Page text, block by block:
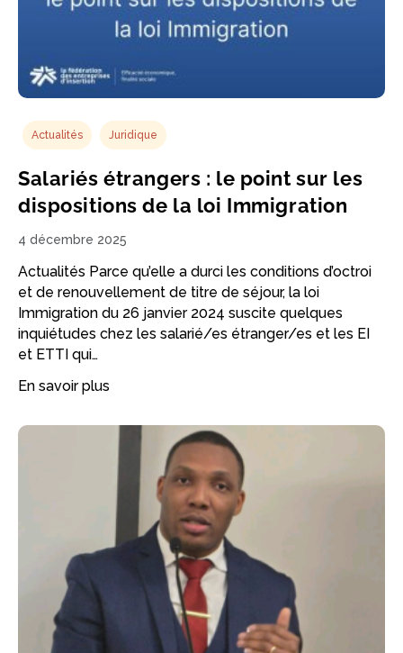
Actualités Juridique
Salariés étrangers : le point sur les
dispositions de la loi Immigration
4 décembre 2025
Actualités Parce qu’elle a durci les conditions d’octroi
et de renouvellement de titre de séjour, la loi
Immigration du 26 janvier 2024 suscite quelques
inquiétudes chez les salarié/es étranger/es et les EI
et ETTI qui…
En savoir plus